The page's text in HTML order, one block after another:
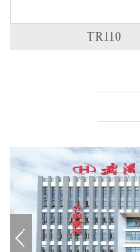
TR110